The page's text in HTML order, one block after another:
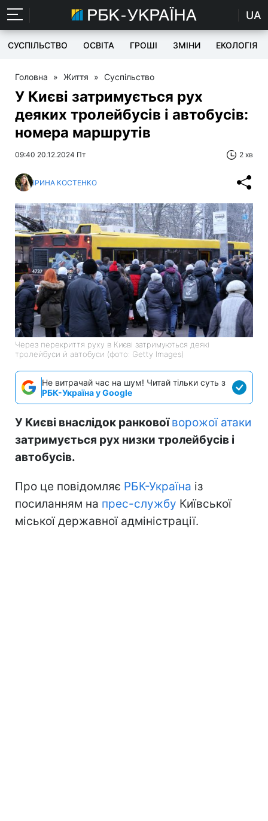
UA
СУСПІЛЬСТВО ОСВІТА ГРОШІ ЗМІНИ ЕКОЛОГІЯ
Головна » Життя » Суспільство
У Києві затримується рух
деяких тролейбусів і автобусів:
номера маршрутів
09:40 20.12.2024 Пт 2 хв
ІРИНА КОСТЕНКО
Через перекриття руху в Києві затримуються деякі
тролейбуси й автобуси (фото: Getty Images)
Не витрачай час на шум! Читай тільки суть з
РБК-Україна у Google
У Києві внаслідок ранковоїворожої атаки
затримується рух низки тролейбусів і
автобусів.
Про це повідомляє РБК-Україна із
посиланням на прес-службу Київської
міської державної адміністрації.